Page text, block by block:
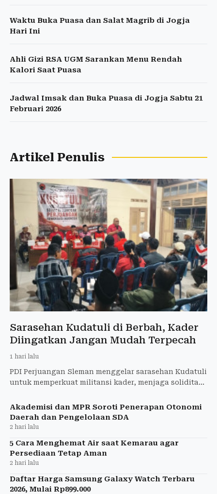
Waktu Buka Puasa dan Salat Magrib di Jogja
Hari Ini
Ahli Gizi RSA UGM Sarankan Menu Rendah
Kalori Saat Puasa
Jadwal Imsak dan Buka Puasa di Jogja Sabtu 21
Februari 2026
Artikel Penulis
Sarasehan Kudatuli di Berbah, Kader
Diingatkan Jangan Mudah Terpecah
1 hari lalu
PDI Perjuangan Sleman menggelar sarasehan Kudatuli
untuk memperkuat militansi kader, menjaga soliditas
Akademisi dan MPR Soroti Penerapan Otonomi
Daerah dan Pengelolaan SDA
2 hari lalu
5 Cara Menghemat Air saat Kemarau agar
Persediaan Tetap Aman
2 hari lalu
Daftar Harga Samsung Galaxy Watch Terbaru
2026, Mulai Rp899.000